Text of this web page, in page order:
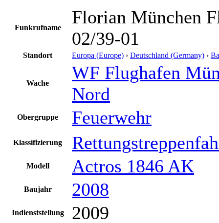
Funkrufname
Florian München
02/39-01
Standort Europa (Europe) › Deutschland (Germany) ›
Wache
WF Flughafen
Nord
Obergruppe Feuerwehr
Klassifizierung
Modell Actros 1846 AK
Baujahr 2008
Indienststellung 2009